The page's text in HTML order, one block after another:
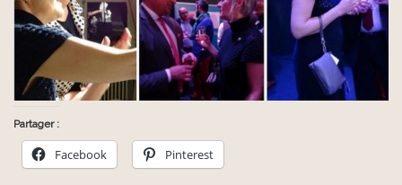
Partager :
Facebook Pinterest